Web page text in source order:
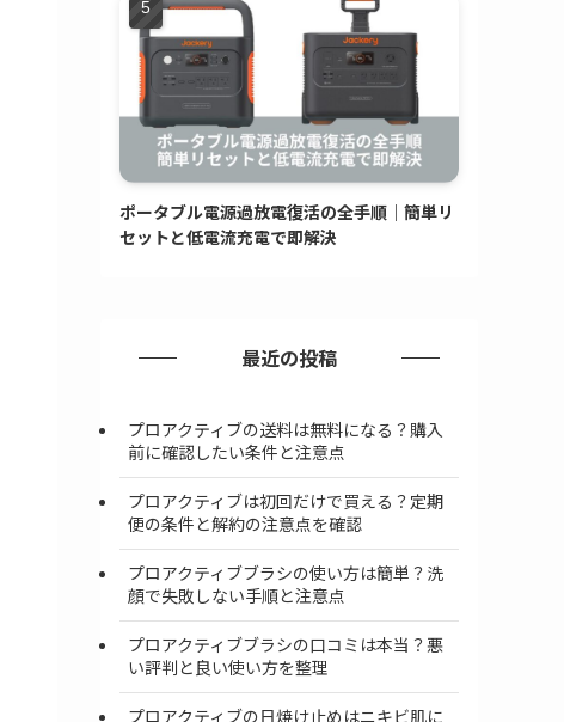
ポータブル電源過放電復活の全手順｜簡単リ
セットと低電流充電で即解決
最近の投稿
プロアクティブの送料は無料になる？購入
前に確認したい条件と注意点
プロアクティブは初回だけで買える？定期
便の条件と解約の注意点を確認
プロアクティブブラシの使い方は簡単？洗
顔で失敗しない手順と注意点
プロアクティブブラシの口コミは本当？悪
い評判と良い使い方を整理
プロアクティブの日焼け止めはニキビ肌に